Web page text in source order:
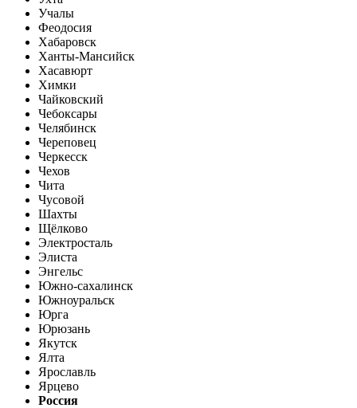
Учалы
Феодосия
Хабаровск
Ханты-Мансийск
Хасавюрт
Химки
Чайковский
Чебоксары
Челябинск
Череповец
Черкесск
Чехов
Чита
Чусовой
Шахты
Щёлково
Электросталь
Элиста
Энгельс
Южно-сахалинск
Южноуральск
Юрга
Юрюзань
Якутск
Ялта
Ярославль
Ярцево
Россия